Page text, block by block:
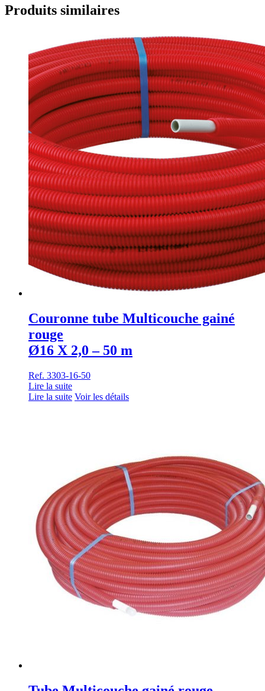
Produits similaires
Couronne tube Multicouche gainé
rouge
Ø16 X 2,0 – 50 m
Ref. 3303-16-50
Lire la suite
Lire la suite Voir les détails